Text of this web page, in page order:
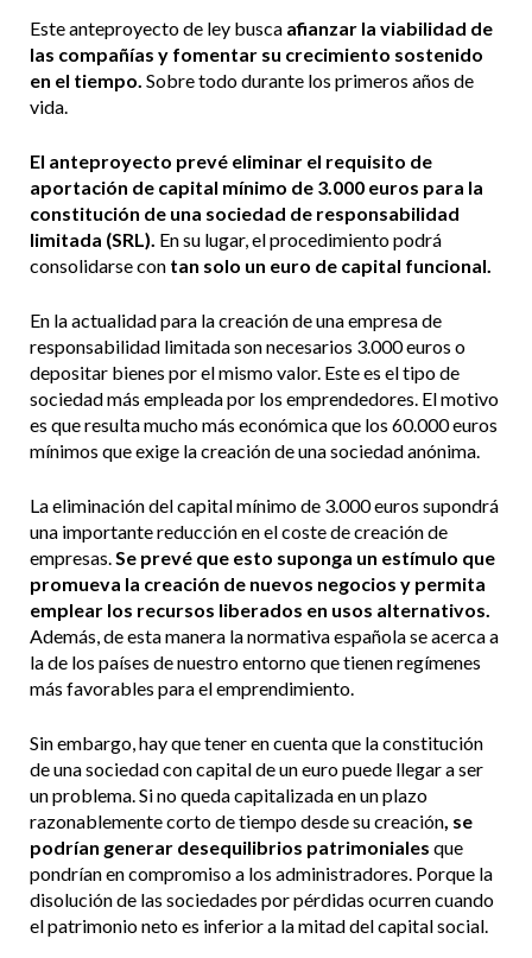
Este anteproyecto de ley busca afianzar la viabilidad de
las compañías y fomentar su crecimiento sostenido
en el tiempo. Sobre todo durante los primeros años de
vida.
El anteproyecto prevé eliminar el requisito de
aportación de capital mínimo de 3.000 euros para la
constitución de una sociedad de responsabilidad
limitada (SRL). En su lugar, el procedimiento podrá
consolidarse con tan solo un euro de capital funcional.
En la actualidad para la creación de una empresa de
responsabilidad limitada son necesarios 3.000 euros o
depositar bienes por el mismo valor. Este es el tipo de
sociedad más empleada por los emprendedores. El motivo
es que resulta mucho más económica que los 60.000 euros
mínimos que exige la creación de una sociedad anónima.
La eliminación del capital mínimo de 3.000 euros supondrá
una importante reducción en el coste de creación de
empresas.Se prevé que esto suponga un estímulo que
promueva la creación de nuevos negocios y permita
emplear los recursos liberados en usos alternativos.
Además, de esta manera la normativa española se acerca a
la de los países de nuestro entorno que tienen regímenes
más favorables para el emprendimiento.
Sin embargo, hay que tener en cuenta que la constitución
de una sociedad con capital de un euro puede llegar a ser
un problema. Si no queda capitalizada en un plazo
razonablemente corto de tiempo desde su creación, se
podrían generar desequilibrios patrimoniales que
pondrían en compromiso a los administradores. Porque la
disolución de las sociedades por pérdidas ocurren cuando
el patrimonio neto es inferior a la mitad del capital social.